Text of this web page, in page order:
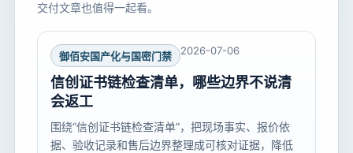
交付文章也值得一起看。
御佰安国产化与国密门禁 2026-07-06
信创证书链检查清单，哪些边界不说清
会返工
围绕“信创证书链检查清单”，把现场事实、报价依
据、验收记录和售后边界整理成可核对证据，降低